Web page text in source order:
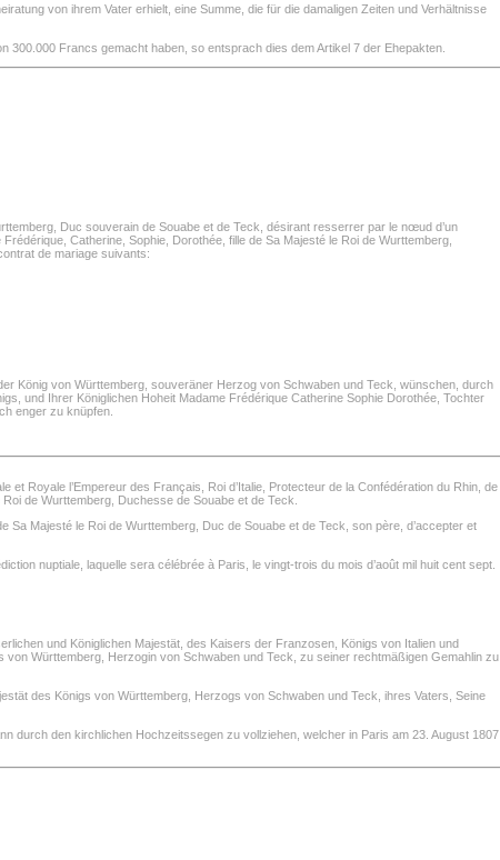
von ihrem Vater erhielt, eine Summe, die für die damaligen Zeiten und Verhältnisse
Francs gemacht haben, so entsprach dies dem Artikel 7 der Ehepakten.
Duc souverain de Souabe et de Teck, désirant resserrer par le nœud d’un
Catherine, Sophie, Dorothée, fille de Sa Majesté le Roi de Wurttemberg,
de mariage suivants:
König von Württemberg, souveräner Herzog von Schwaben und Teck, wünschen, durch
und Ihrer Königlichen Hoheit Madame Frédérique Catherine Sophie Dorothée, Tochter
enger zu knüpfen.
Royale l’Empereur des Français, Roi d’Italie, Protecteur de la Confédération du Rhin, de
de Wurttemberg, Duchesse de Souabe et de Teck.
Majesté le Roi de Wurttemberg, Duc de Souabe et de Teck, son père, d’accepter et
nuptiale, laquelle sera célébrée à Paris, le vingt-trois du mois d’août mil huit cent sept.
und Königlichen Majestät, des Kaisers der Franzosen, Königs von Italien und
Württemberg, Herzogin von Schwaben und Teck, zu seiner rechtmäßigen Gemahlin zu
des Königs von Württemberg, Herzogs von Schwaben und Teck, ihres Vaters, Seine
durch den kirchlichen Hochzeitssegen zu vollziehen, welcher in Paris am 23. August 1807